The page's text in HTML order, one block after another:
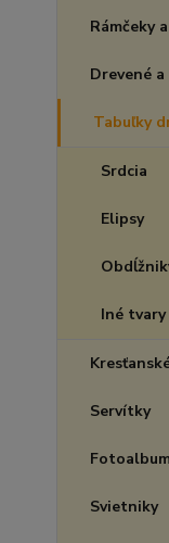
Rámčeky
Drevené
Tabuľky
Srdcia
Elipsy
Iné tvary
Servítky
Svietniky